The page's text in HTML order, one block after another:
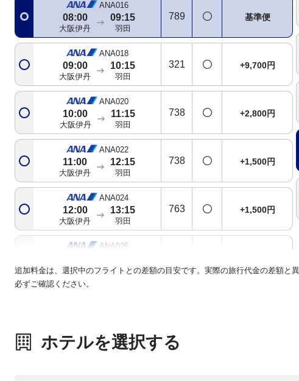
ANA016
08:00
大阪伊丹
09:15
羽田
789 基準便
ANA018
09:00
大阪伊丹
10:15
羽田
321 +9,700円
ANA020
10:00
大阪伊丹
11:15
羽田
738 +2,800円
ANA022
11:00
大阪伊丹
12:15
羽田
738 +1,500円
ANA024
12:00
大阪伊丹
13:15
羽田
763 +1,500円
ANA026
大阪伊丹 羽田
ANA030
738
追加料金は、選択中のフライトとの差額の目安です。実際の旅行代金の差額
必ずご確認ください。
ホテルを選択する